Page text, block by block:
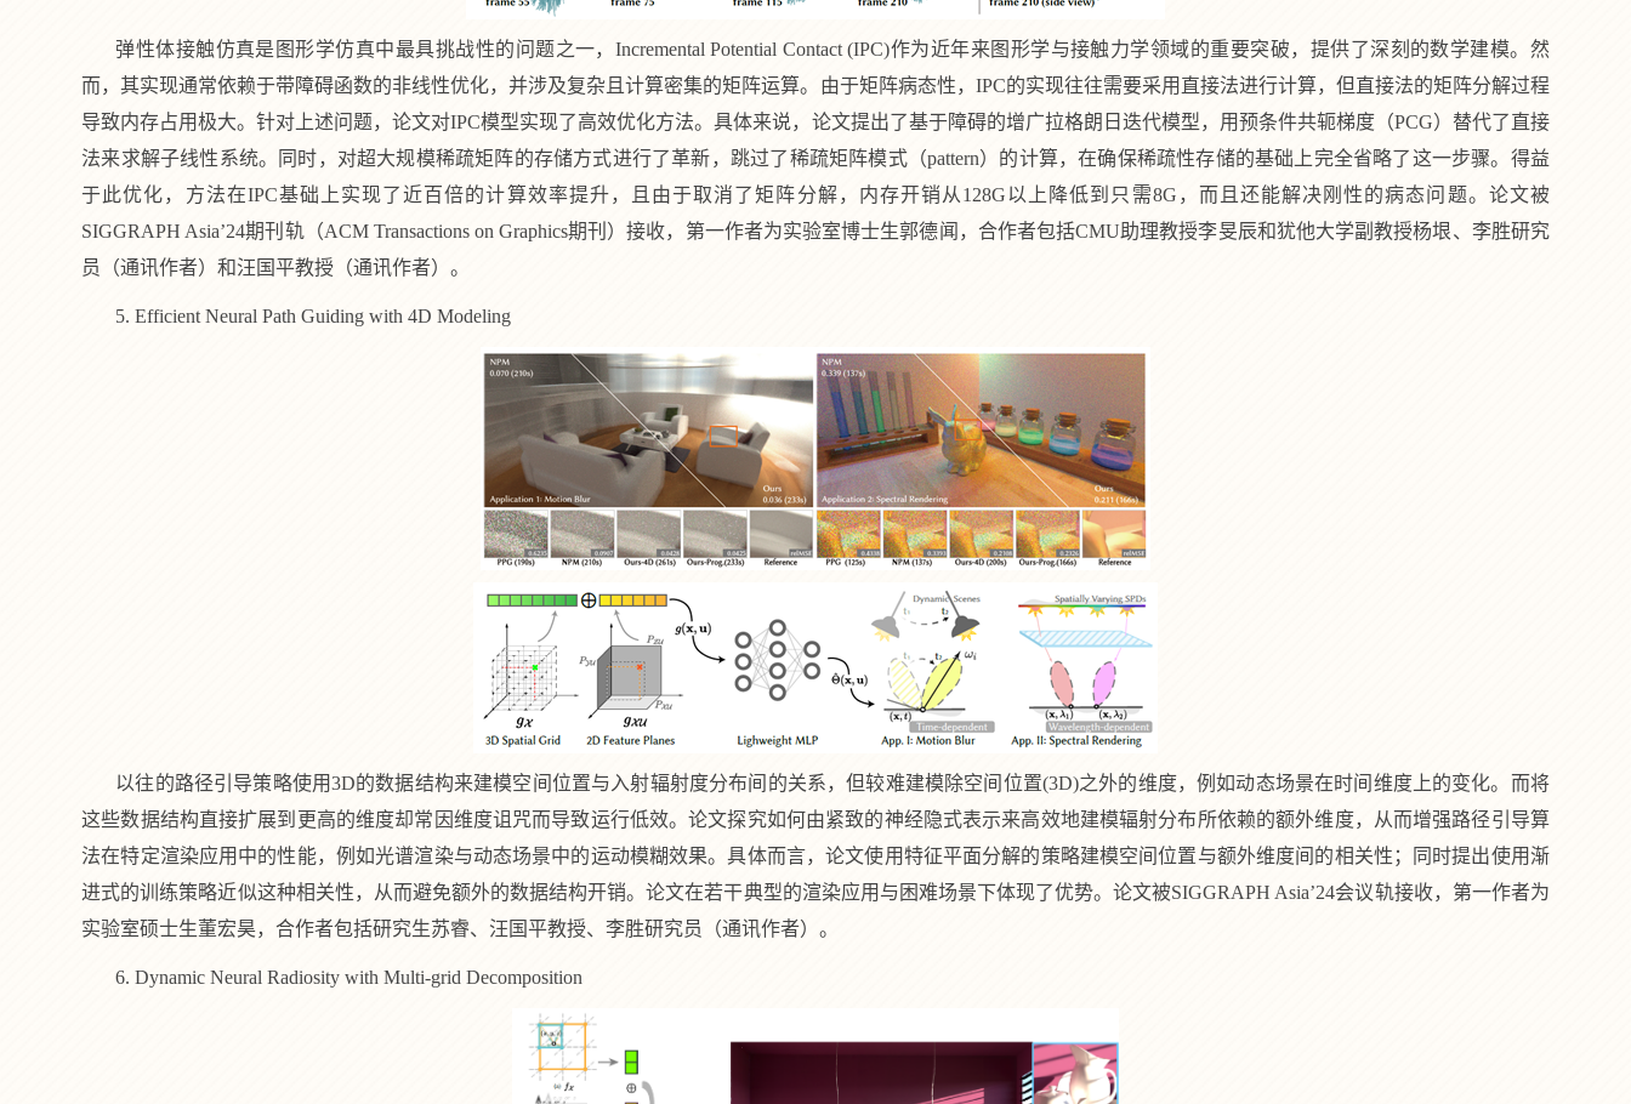
弹性体接触仿真是图形学仿真中最具挑战性的问题之一， Incremental Potential Contact (IPC)作为近年来图形学与接触力学领域的重要突破，提供了深刻的数学建模。然
而，其实现通常依赖于带障碍函数的非线性优化，并涉及复杂且计算密集的矩阵运算。由于矩阵病态性， IPC的实现往往需要采用直接法进行计算，但直接法的矩阵分解过程
导致内存占用极大。针对上述问题，论文对IPC模型实现了高效优化方法。具体来说，论文提出了基于障碍的增广拉格朗日迭代模型，用预条件共轭梯度（PCG）替代了直接
法来求解子线性系统。同时，对超大规模稀疏矩阵的存储方式进行了革新，跳过了稀疏矩阵模式（pattern）的计算，在确保稀疏性存储的基础上完全省略了这一步骤。得益
于此优化，方法在IPC基础上实现了近百倍的计算效率提升，且由于取消了矩阵分解，内存开销从 128G以上降低到只需8G ，而且还能解决刚性的病态问题。论文被
SIGGRAPH Asia’24期刊轨（ACM Transactions on Graphics期刊）接收，第一作者为实验室博士生郭德闻，合作者包括CMU助理教授李旻辰和犹他大学副教授杨垠、李胜研究
员（通讯作者）和汪国平教授（通讯作者）。
5. Efficient Neural Path Guiding with 4D Modeling
以往的路径引导策略使用3D的数据结构来建模空间位置与入射辐射度分布间的关系，但较难建模除空间位置(3D)之外的维度，例如动态场景在时间维度上的变化。而将
这些数据结构直接扩展到更高的维度却常因维度诅咒而导致运行低效。论文探究如何由紧致的神经隐式表示来高效地建模辐射分布所依赖的额外维度，从而增强路径引导算
法在特定渲染应用中的性能，例如光谱渲染与动态场景中的运动模糊效果。具体而言，论文使用特征平面分解的策略建模空间位置与额外维度间的相关性；同时提出使用渐
进式的训练策略近似这种相关性，从而避免额外的数据结构开销。论文在若干典型的渲染应用与困难场景下体现了优势。论文被SIGGRAPH Asia’24会议轨接收，第一作者为
实验室硕士生董宏昊，合作者包括研究生苏睿、汪国平教授、李胜研究员（通讯作者）。
6. Dynamic Neural Radiosity with Multi-grid Decomposition